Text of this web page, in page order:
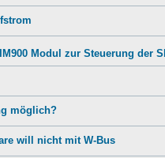
Modul zur Steuerung der
möglich?
will nicht mit W-Bus